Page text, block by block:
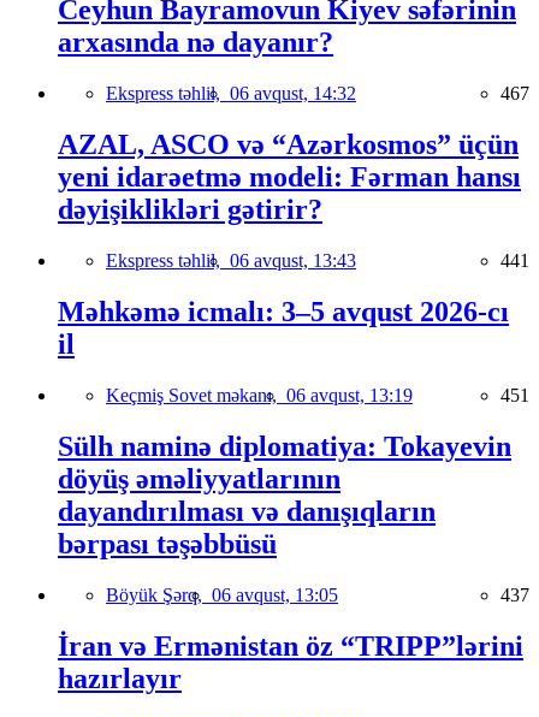
Ceyhun Bayramovun Kiyev səfərinin
arxasında nə dayanır?
Ekspress təhlil, 06 avqust, 14:32 467
AZAL, ASCO və “Azərkosmos” üçün
yeni idarəetmə modeli: Fərman hansı
dəyişiklikləri gətirir?
Ekspress təhlil, 06 avqust, 13:43 441
Məhkəmə icmalı: 3–5 avqust 2026-cı
il
Keçmiş Sovet məkanı, 06 avqust, 13:19 451
Sülh naminə diplomatiya: Tokayevin
döyüş əməliyyatlarının
dayandırılması və danışıqların
bərpası təşəbbüsü
Böyük Şərq, 06 avqust, 13:05 437
İran və Ermənistan öz “TRIPP”lərini
hazırlayır